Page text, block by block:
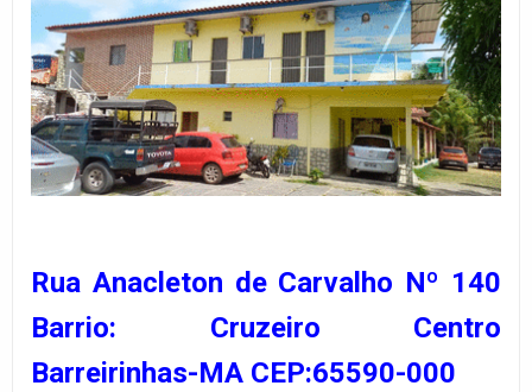
Rua Anacleton de Carvalho Nº 140
Barrio: Cruzeiro Centro
Barreirinhas-MA CEP:65590-000